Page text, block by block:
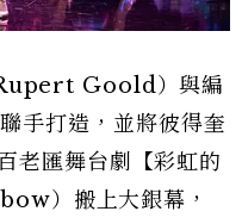
Goold）與編
手打造，並將彼得奎
匯舞台劇【彩虹的
）搬上大銀幕，